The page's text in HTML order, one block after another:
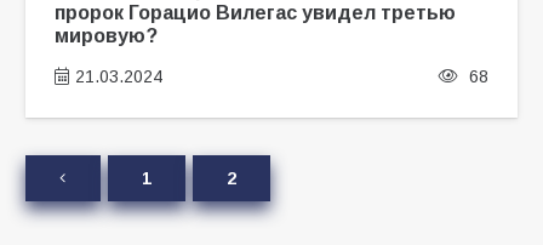
пророк Горацио Вилегас увидел третью
мировую?
21.03.2024 68
1 2